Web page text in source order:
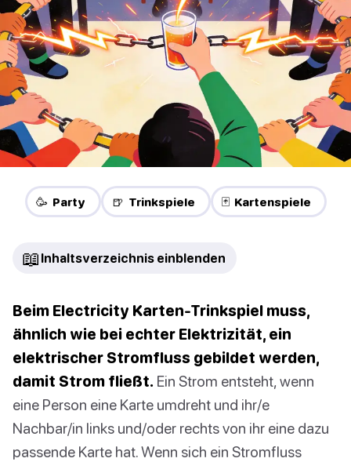
🥳 Party 🍺 Trinkspiele 🃏 Kartenspiele
📖 Inhaltsverzeichnis einblenden
Beim Electricity Karten-Trinkspiel muss,
ähnlich wie bei echter Elektrizität, ein
elektrischer Stromfluss gebildet werden,
damit Strom fließt. Ein Strom entsteht, wenn
eine Person eine Karte umdreht und ihr/e
Nachbar/in links und/oder rechts von ihr eine dazu
passende Karte hat. Wenn sich ein Stromfluss